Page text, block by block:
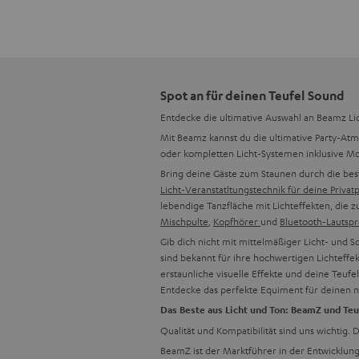
Spot an für deinen Teufel Sound
Entdecke die ultimative Auswahl an Beamz
Mit Beamz kannst du die ultimative Party-
oder kompletten Licht-Systemen inklusive
Bring deine Gäste zum Staunen durch die
Licht-Veranstatltungstechnik für deine
lebendige Tanzfläche mit Lichteffekten, die
Mischpulte Kopfhörer und Bluetooth-
Gib dich nicht mit mittelmäßiger Licht- und
sind bekannt für ihre hochwertigen
erstaunliche visuelle Effekte und deine
Entdecke das perfekte Equiment für deinen
Das Beste aus Licht und Ton: BeamZ und
Qualität und Kompatibilität sind uns wichtig.
BeamZ ist der Marktführer in der